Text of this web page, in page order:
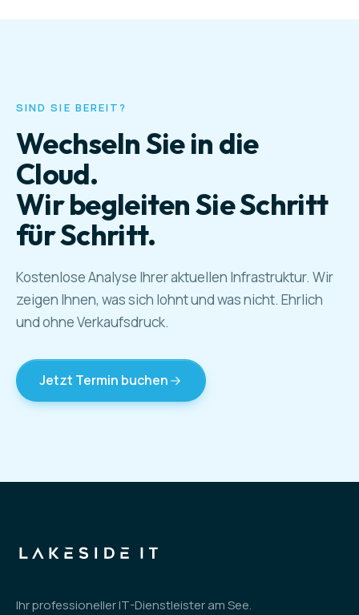
SIND SIE BEREIT?
Wechseln Sie in die
Cloud.
Wir begleiten Sie Schritt
für Schritt.
Kostenlose Analyse Ihrer aktuellen Infrastruktur. Wir
zeigen Ihnen, was sich lohnt und was nicht. Ehrlich
und ohne Verkaufsdruck.
Jetzt Termin buchen
Ihr professioneller IT-Dienstleister am See.